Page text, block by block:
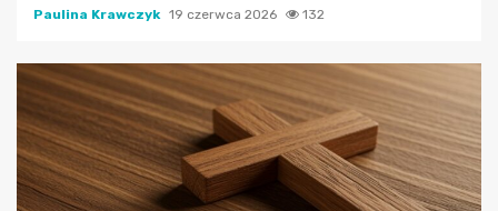
Paulina Krawczyk 19 czerwca 2026 132